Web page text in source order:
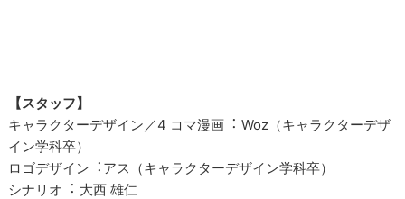
【スタッフ】
キャラクターデザイン／4 コマ漫画︓ Woz（キャラクターデザ
イン学科卒）
ロゴデザイン︓アス（キャラクターデザイン学科卒）
シナリオ︓ 大西 雄仁